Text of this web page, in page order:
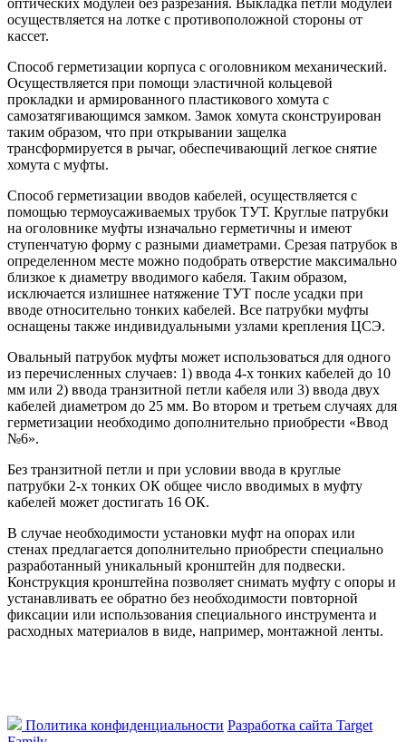
оптических модулей без разрезания. Выкладка петли модулей
осуществляется на лотке с противоположной стороны от
кассет.
Способ герметизации корпуса с оголовником механический.
Осуществляется при помощи эластичной кольцевой
прокладки и армированного пластикового хомута с
самозатягивающимся замком. Замок хомута сконструирован
таким образом, что при открывании защелка
трансформируется в рычаг, обеспечивающий легкое снятие
хомута с муфты.
Способ герметизации вводов кабелей, осуществляется с
помощью термоусаживаемых трубок ТУТ. Круглые патрубки
на оголовнике муфты изначально герметичны и имеют
ступенчатую форму с разными диаметрами. Срезая патрубок в
определенном месте можно подобрать отверстие максимально
близкое к диаметру вводимого кабеля. Таким образом,
исключается излишнее натяжение ТУТ после усадки при
вводе относительно тонких кабелей. Все патрубки муфты
оснащены также индивидуальными узлами крепления ЦСЭ.
Овальный патрубок муфты может использоваться для одного
из перечисленных случаев: 1) ввода 4-х тонких кабелей до 10
мм или 2) ввода транзитной петли кабеля или 3) ввода двух
кабелей диаметром до 25 мм. Во втором и третьем случаях для
герметизации необходимо дополнительно приобрести «Ввод
№6».
Без транзитной петли и при условии ввода в круглые
патрубки 2-х тонких ОК общее число вводимых в муфту
кабелей может достигать 16 ОК.
В случае необходимости установки муфт на опорах или
стенах предлагается дополнительно приобрести специально
разработанный уникальный кронштейн для подвески.
Конструкция кронштейна позволяет снимать муфту с опоры и
устанавливать ее обратно без необходимости повторной
фиксации или использования специального инструмента и
расходных материалов в виде, например, монтажной ленты.
Политика конфиденциальности Разработка сайта Target